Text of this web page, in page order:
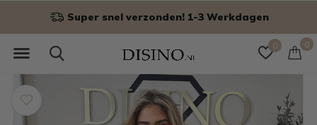
0 0
Niet goed? Geld terug!